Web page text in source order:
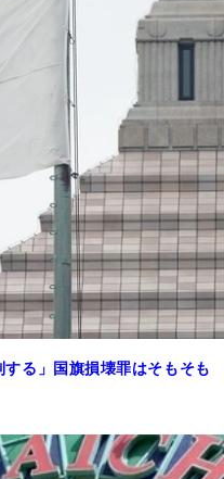
る」国旗損壊罪はそもそも